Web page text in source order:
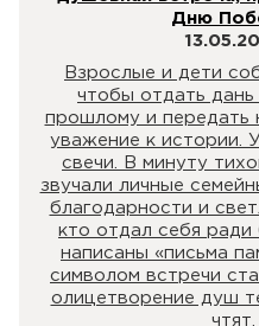
Дню
Взрослые и дети
чтобы отдать дань
прошлому и передать
уважение к истории.
свечи. В минуту
звучали личные
благодарности и
кто отдал себя
написаны «письма
символом встречи
олицетворение душ
чтят.